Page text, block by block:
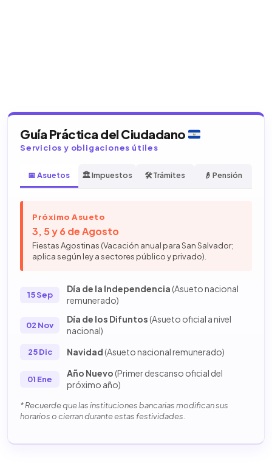
Guía Práctica del Ciudadano
Servicios y obligaciones útiles
📅 Asuetos 🏛️ Impuestos 🛠️ Trámites 👴 Pensión
Próximo Asueto
3, 5 y 6 de Agosto
Fiestas Agostinas (Vacación anual para San Salvador;
aplica según ley a sectores público y privado).
15 Sep
Día de la Independencia(Asueto nacional
remunerado)
02 Nov
Día de los Difuntos(Asueto oficial a nivel
nacional)
25 Dic Navidad(Asueto nacional remunerado)
01 Ene
Año Nuevo(Primer descanso oficial del
próximo año)
* Recuerde que las instituciones bancarias modifican sus
horarios o cierran durante estas festividades.